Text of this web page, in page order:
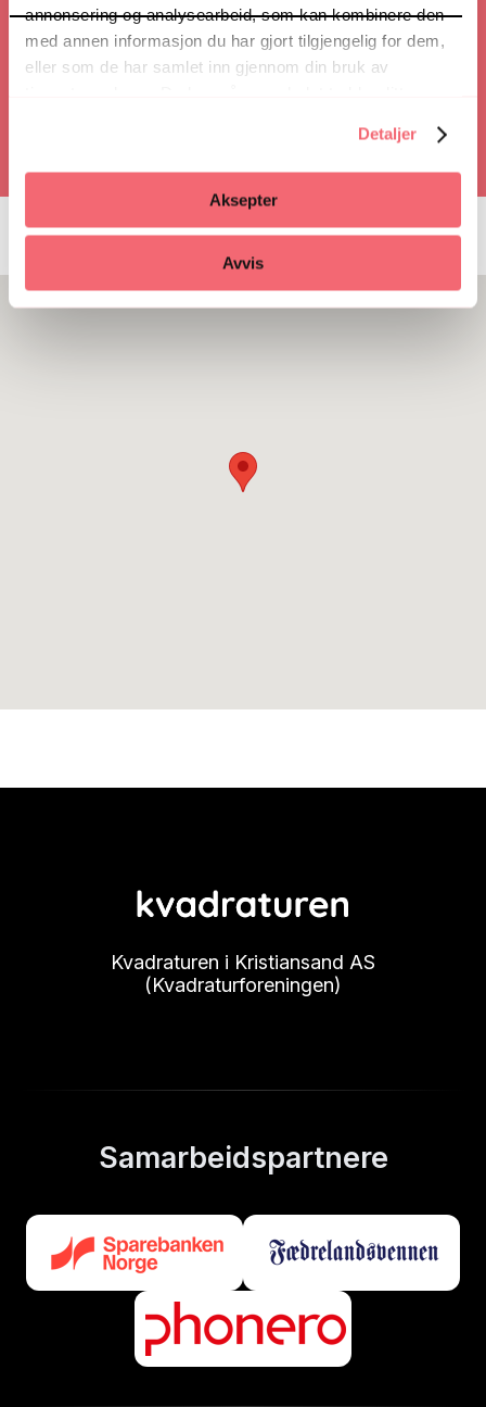
annonsering og analysearbeid, som kan kombinere den
med annen informasjon du har gjort tilgjengelig for dem,
eller som de har samlet inn gjennom din bruk av
Detaljer
Aksepter
Avvis
Ring
Kvadraturen i Kristiansand AS
(Kvadraturforeningen)
Samarbeidspartnere